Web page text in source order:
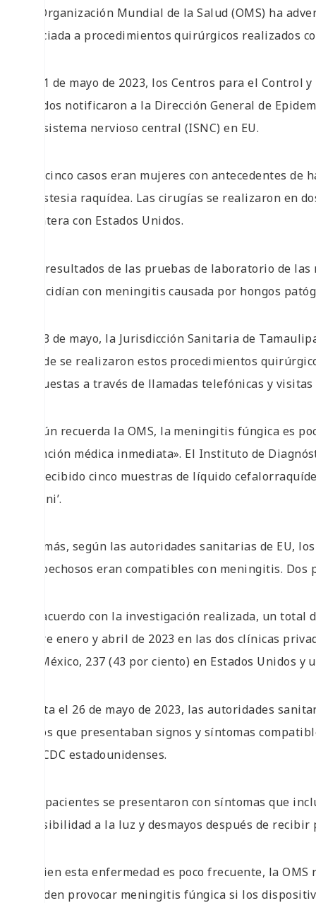
La Organización Mundial de la Salud (OMS) ha
asociada a procedimientos quirúrgicos realizados
El 11 de mayo de 2023, los Centros para el Control
Unidos notificaron a la Dirección General de
del sistema nervioso central (ISNC) en EU.
Los cinco casos eran mujeres con antecedentes
anestesia raquídea. Las cirugías se realizaron en
frontera con Estados Unidos.
Los resultados de las pruebas de laboratorio de
coincidían con meningitis causada por hongos
El 13 de mayo, la Jurisdicción Sanitaria de
donde se realizaron estos procedimientos
expuestas a través de llamadas telefónicas y
Según recuerda la OMS, la meningitis fúngica es
atención médica inmediata». El Instituto de
ha recibido cinco muestras de líquido
solani’.
Además, según las autoridades sanitarias de EU,
sospechosos eran compatibles con meningitis.
De acuerdo con la investigación realizada, un
entre enero y abril de 2023 en las dos clínicas
en México, 237 (43 por ciento) en Estados Unidos y
Hasta el 26 de mayo de 2023, las autoridades
casos que presentaban signos y síntomas
los CDC estadounidenses.
Los pacientes se presentaron con síntomas que
sensibilidad a la luz y desmayos después de
Si bien esta enfermedad es poco frecuente, la
pueden provocar meningitis fúngica si los